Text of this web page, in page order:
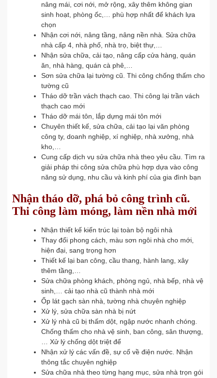
nâng mái, cơi nới, mở rộng, xây thêm không gian
sinh hoạt, phòng ốc,… phù hợp nhất để khách lựa
chọn
Nhận cơi nới, nâng tầng, nâng nền nhà. Sửa chữa
nhà cấp 4, nhà phố, nhà trọ, biệt thự,…
Nhận sửa chữa, cải tạo, nâng cấp cửa hàng, quán
ăn, nhà hàng, quán cà phê,…
Sơn sửa chữa lại tường cũ. Thi công chống thấm cho
tường cũ
Tháo dỡ trần vách thạch cao. Thi công lại trần vách
thạch cao mới
Tháo dỡ mái tôn, lắp dựng mái tôn mới
Chuyên thiết kế, sửa chữa, cải tạo lại văn phòng
công ty, doanh nghiệp, xí nghiệp, nhà xưởng, nhà
kho,…
Cung cấp dịch vụ sửa chữa nhà theo yêu cầu. Tìm ra
giải pháp thi công sửa chữa phù hợp dựa vào công
năng sử dụng, nhu cầu và kinh phí của gia đình bạn
Nhận tháo dỡ, phá bỏ công trình cũ.
Thi công làm móng, làm nền nhà mới
Nhận thiết kế kiến trúc lại toàn bộ ngôi nhà
Thay đổi phong cách, màu sơn ngôi nhà cho mới,
hiện đại, sang trọng hơn
Thiết kế lại ban công, cầu thang, hành lang, xây
thêm tầng,…
Sửa chữa phòng khách, phòng ngủ, nhà bếp, nhà vệ
sinh,… cải tạo nhà cũ thành nhà mới
Ốp lát gạch sàn nhà, tường nhà chuyên nghiệp
Xử lý, sửa chữa sàn nhà bị nứt
Xử lý nhà cũ bị thấm dột, ngập nước nhanh chóng.
Chống thấm cho nhà vệ sinh, ban công, sân thượng,
… Xử lý chống dột triệt để
Nhận xử lý các vấn đề, sự cố về điện nước. Nhận
thông tắc chuyên nghiệp
Sửa chữa nhà theo từng hạng mục, sửa nhà trọn gói